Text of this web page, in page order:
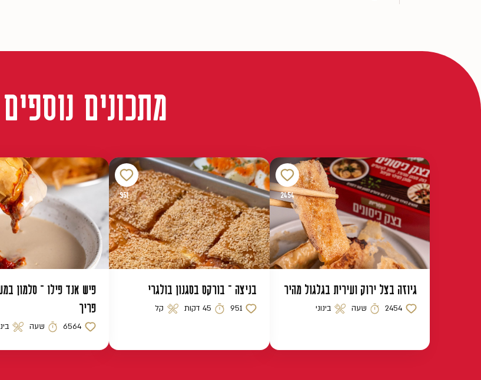
מתכונים נוספים
2454
גיוזה בצל ירוק ועירית בגלגול מהיר
כמות לייקים
2454 זמן הכנה
שעה רמת קושי
בינוני
951
בניצה – בורקס בסגנון בולגרי
כמות לייקים
951 זמן הכנה
45 דקות רמת קושי
קל
פיש אנד פילו – סלמון
פריך
כמות לייקים
6564 זמן הכנה
שעה רמת